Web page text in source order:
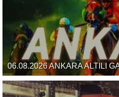
06.08.2026 ANKARA ALTILI